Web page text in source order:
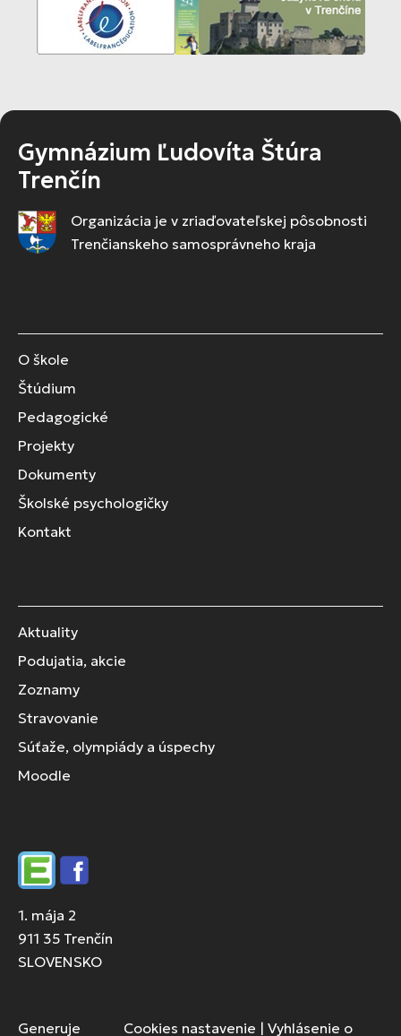
Gymnázium Ľudovíta Štúra
Trenčín
Organizácia je v zriaďovateľskej pôsobnosti
Trenčianskeho samosprávneho kraja
O škole
Štúdium
Pedagogické
Projekty
Dokumenty
Školské psychologičky
Kontakt
Aktuality
Podujatia, akcie
Zoznamy
Stravovanie
Súťaže, olympiády a úspechy
Moodle
EdupageFacebook
1. mája 2
911 35 Trenčín
SLOVENSKO
Generuje Cookies nastavenie | Vyhlásenie o